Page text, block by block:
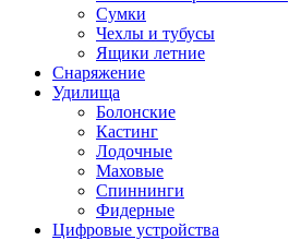
Сумки
Чехлы и тубусы
Ящики летние
Снаряжение
Удилища
Болонские
Кастинг
Лодочные
Маховые
Спиннинги
Фидерные
Цифровые устройства